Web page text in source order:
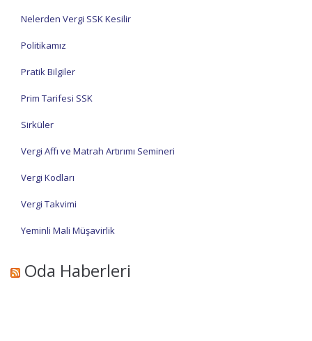
Nelerden Vergi SSK Kesilir
Politikamız
Pratik Bilgiler
Prim Tarifesi SSK
Sirküler
Vergi Affı ve Matrah Artırımı Semineri
Vergi Kodları
Vergi Takvimi
Yeminli Mali Müşavirlik
Oda Haberleri